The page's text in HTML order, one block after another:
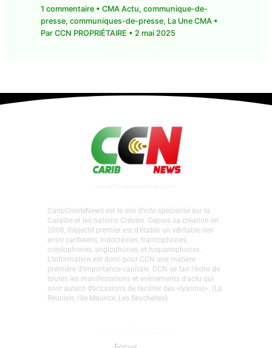
1 commentaire • CMA Actu, communique-de-
presse, communiques-de-presse, La Une CMA •
Par CCN PROPRIÉTAIRE • 2 mai 2025
CaribCreoleNews est le site d’info spécialisé sur la
Caraïbe et les nations Créoles. Depuis sa création en
2008, l’objectif premier est d’établir un véritable lien
entre caribéens, indocréoles, francophones,
créolophones, anglophones, et hispanophones.
L’information est donc pour CCN une matière
première d’importance capitale. CCN se fait l’écho de
toutes les manifestations et évènements d'actu qui
sont autant d’occasions de faciliter des «lyannaj». (La
Réunion, l'Ile Maurice, Les Seychelles)